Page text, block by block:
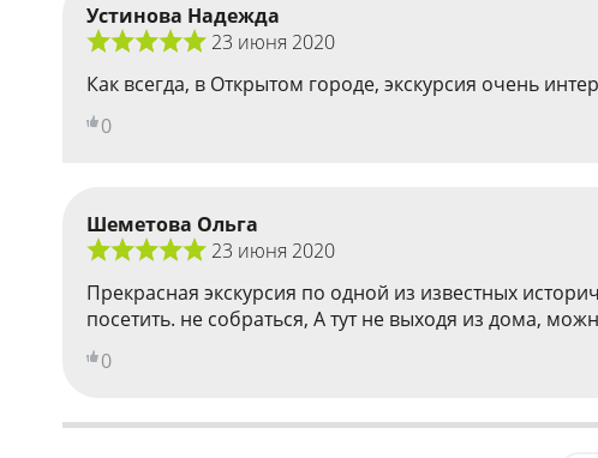
Устинова Надежда
23 июня 2020
Как всегда, в Открытом городе, экскурсия очень
0
Шеметова Ольга
23 июня 2020
Прекрасная экскурсия по одной из известных
посетить. не собраться, А тут не выходя из дома,
0